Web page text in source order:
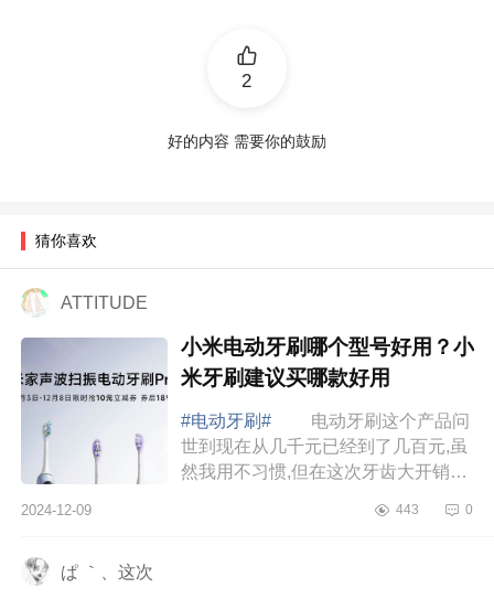
2
好的内容 需要你的鼓励
猜你喜欢
ATTITUDE
小米电动牙刷哪个型号好用？小
米牙刷建议买哪款好用
#电动牙刷#
电动牙刷这个产品问
世到现在从几千元已经到了几百元,虽
然我用不习惯,但在这次牙齿大开销之
振电动牙刷,价格只要100出头，下面
2024-12-09 443 0
ぱ ｀、这次